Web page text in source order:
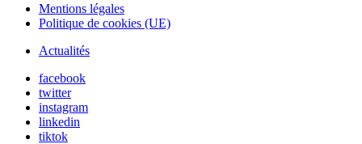
Mentions légales
Politique de cookies (UE)
Actualités
facebook
twitter
instagram
linkedin
tiktok